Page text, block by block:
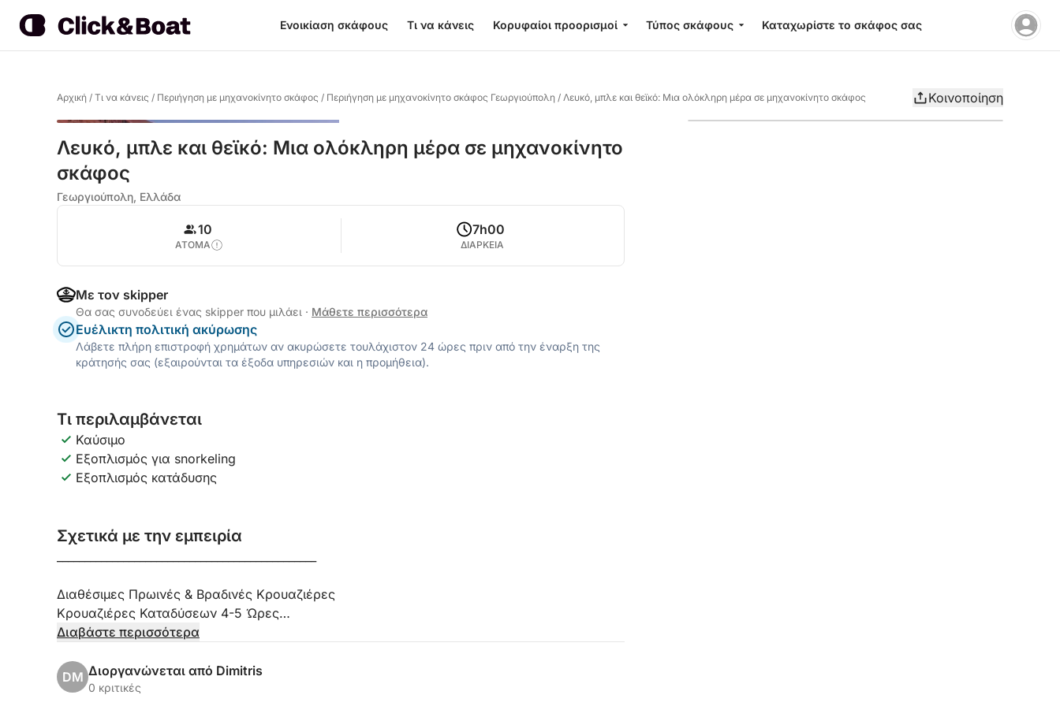
Ενοικίαση σκάφους Τι να κάνεις Κορυφαίοι προορισμοί Τύπος σκάφους Καταχωρίστε το σκάφος σας
Αρχική / Τι να κάνεις / Περιήγηση με μηχανοκίνητο σκάφος / Περιήγηση με μηχανοκίνητο σκάφος Γεωργιούπολη / Λευκό, μπλε και θεϊκό: Μια ολόκληρη μέρα σε μηχανοκίνητο σκάφος Κοινοποίηση
Λευκό, μπλε και θεϊκό: Μια ολόκληρη μέρα σε μηχανοκίνητο
σκάφος
Γεωργιούπολη, Ελλάδα
10
ΑΤΟΜΑ
7h00
ΔΙΑΡΚΕΙΑ
Με τον skipper
Θα σας συνοδεύει ένας skipper που μιλάει · Μάθετε περισσότερα
Ευέλικτη πολιτική ακύρωσης
Λάβετε πλήρη επιστροφή χρημάτων αν ακυρώσετε τουλάχιστον 24 ώρες πριν από την έναρξη της
κράτησής σας (εξαιρούνται τα έξοδα υπηρεσιών και η προμήθεια).
Τι περιλαμβάνεται
Καύσιμο
Εξοπλισμός για snorkeling
Εξοπλισμός κατάδυσης
Σχετικά με την εμπειρία
Διαθέσιμες Πρωινές & Βραδινές Κρουαζιέρες
Κρουαζιέρες Καταδύσεων 4-5 Ώρες
Κρουαζιέρες με Αναπνευστήρα 3-4 Ώρες
Το σκάφος μας δεν είναι ένα συνηθισμένο φουσκωτό σκάφος που μπορείτε να νοικιάσετε
Διαβάστε περισσότερα
DM Διοργανώνεται από Dimitris
0 κριτικές